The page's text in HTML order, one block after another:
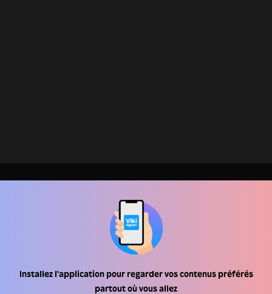
Installez l'application pour regarder vos contenus préférés
partout où vous allez
Centre d'assistance